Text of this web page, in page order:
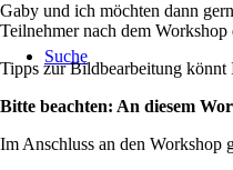
Suche
Gaby und ich möchten dann
Teilnehmer nach dem
Tipps zur Bildbearbeitung könnt
Bitte beachten: An diesem
Im Anschluss an den Workshop